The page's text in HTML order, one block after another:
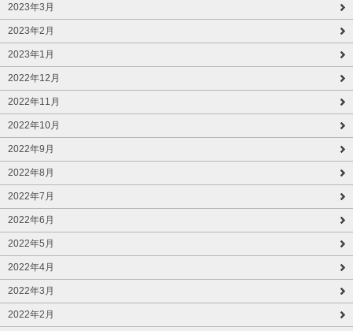
2023年3月
2023年2月
2023年1月
2022年12月
2022年11月
2022年10月
2022年9月
2022年8月
2022年7月
2022年6月
2022年5月
2022年4月
2022年3月
2022年2月